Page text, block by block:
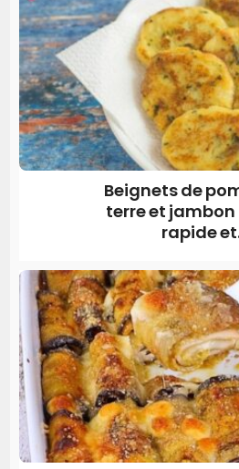
Beignets de
terre et jambon
rapide